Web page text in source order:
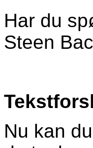
Har du
Steen
Nu kan